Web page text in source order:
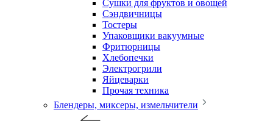
Сушки для фруктов и овощей
Сэндвичницы
Тостеры
Упаковщики вакуумные
Фритюрницы
Хлебопечки
Электрогрили
Яйцеварки
Прочая техника
Блендеры, миксеры, измельчители